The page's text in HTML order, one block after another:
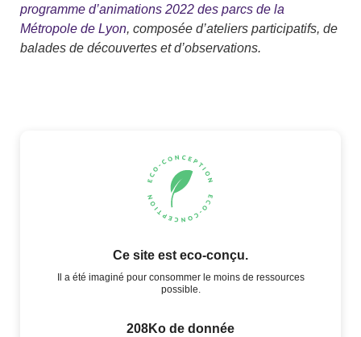
programme d’animations 2022 des parcs de la
Métropole de Lyon, composée d’ateliers participatifs, de
balades de découvertes et d’observations.
Ce site est eco-conçu.
Il a été imaginé pour consommer le moins de ressources
possible.
208Ko de donnée